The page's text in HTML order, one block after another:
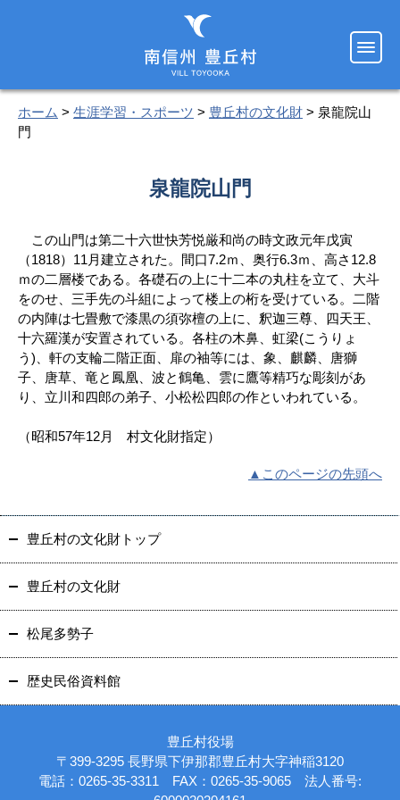
ホーム > 生涯学習・スポーツ > 豊丘村の文化財 > 泉龍院山
門
泉龍院山門
この山門は第二十六世快芳悦厳和尚の時文政元年戊寅
（1818）11月建立された。間口7.2ｍ、奥行6.3ｍ、高さ12.8
ｍの二層楼である。各礎石の上に十二本の丸柱を立て、大斗
をのせ、三手先の斗組によって楼上の桁を受けている。二階
の内陣は七畳敷で漆黒の須弥檀の上に、釈迦三尊、四天王、
十六羅漢が安置されている。各柱の木鼻、虹梁(こうりょ
う)、軒の支輪二階正面、扉の袖等には、象、麒麟、唐獅
子、唐草、竜と鳳凰、波と鶴亀、雲に鷹等精巧な彫刻があ
り、立川和四郎の弟子、小松松四郎の作といわれている。
（昭和57年12月 村文化財指定）
▲このページの先頭へ
豊丘村の文化財トップ
豊丘村の文化財
松尾多勢子
歴史民俗資料館
豊丘村役場
〒399-3295 長野県下伊那郡豊丘村大字神稲3120
電話：0265-35-3311 FAX：0265-35-9065 法人番号: